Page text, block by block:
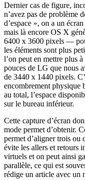
Dernier cas de figure,
n’avez pas de problème
d’espace », on a un
mais là encore OS X
6400 x 3600 pixels —
les éléments sont plus
l’on peut en mettre plus
pouces de LG que nous
de 3440 x 1440 pixels.
encombrement physique
au total, l’espace
sur le bureau inférieur.
Cette capture d’écran
mode permet d’obtenir.
permet d’aligner trois ou
évite les allers et retours
virtuels et on peut ainsi
parallèle, ce qui est
rédige un article avec un